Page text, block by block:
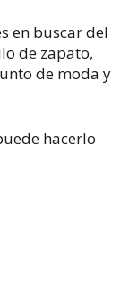
en buscar del
de zapato,
de moda y
hacerlo